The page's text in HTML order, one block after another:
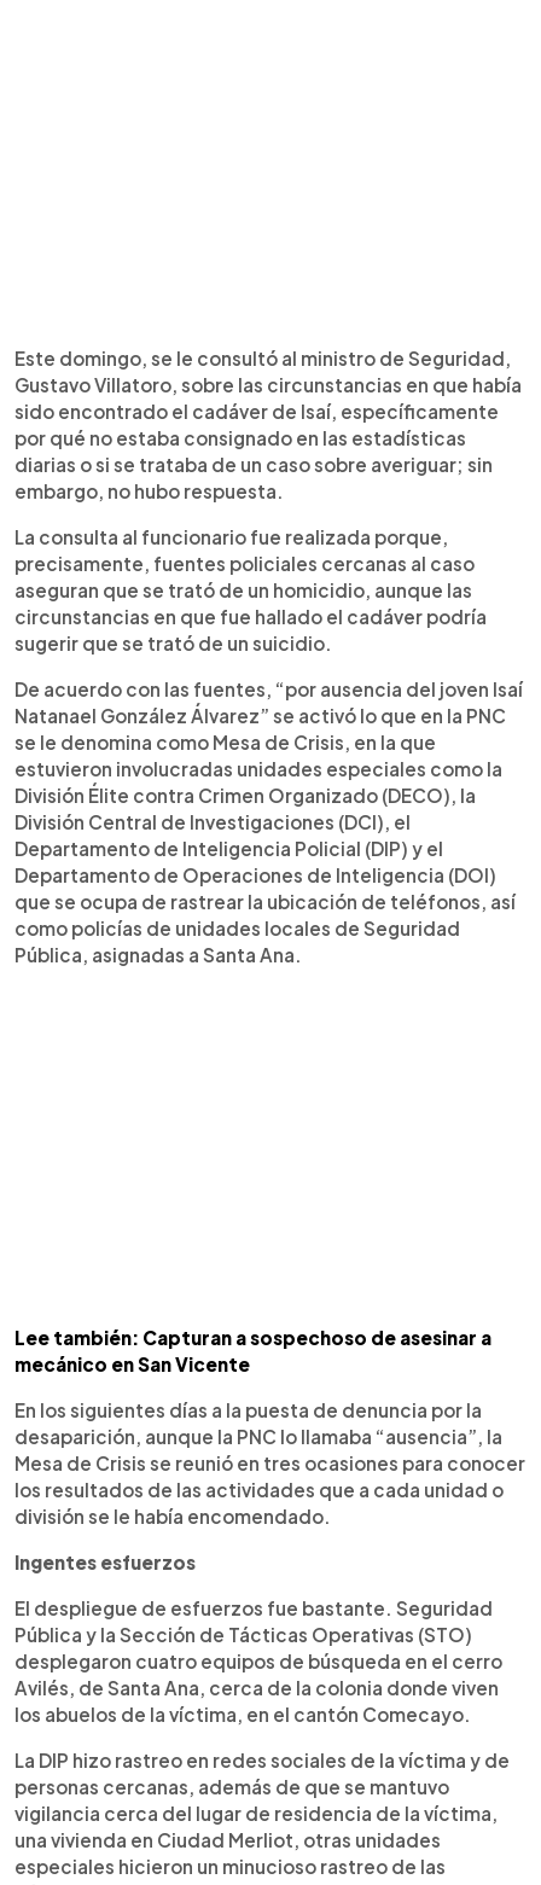
Este domingo, se le consultó al ministro de Seguridad,
Gustavo Villatoro, sobre las circunstancias en que había
sido encontrado el cadáver de Isaí, específicamente
por qué no estaba consignado en las estadísticas
diarias o si se trataba de un caso sobre averiguar; sin
embargo, no hubo respuesta.
La consulta al funcionario fue realizada porque,
precisamente, fuentes policiales cercanas al caso
aseguran que se trató de un homicidio, aunque las
circunstancias en que fue hallado el cadáver podría
sugerir que se trató de un suicidio.
De acuerdo con las fuentes, “por ausencia del joven Isaí
Natanael González Álvarez” se activó lo que en la PNC
se le denomina como Mesa de Crisis, en la que
estuvieron involucradas unidades especiales como la
División Élite contra Crimen Organizado (DECO), la
División Central de Investigaciones (DCI), el
Departamento de Inteligencia Policial (DIP) y el
Departamento de Operaciones de Inteligencia (DOI)
que se ocupa de rastrear la ubicación de teléfonos, así
como policías de unidades locales de Seguridad
Pública, asignadas a Santa Ana.
Lee también: Capturan a sospechoso de asesinar a
mecánico en San Vicente
En los siguientes días a la puesta de denuncia por la
desaparición, aunque la PNC lo llamaba “ausencia”, la
Mesa de Crisis se reunió en tres ocasiones para conocer
los resultados de las actividades que a cada unidad o
división se le había encomendado.
Ingentes esfuerzos
El despliegue de esfuerzos fue bastante. Seguridad
Pública y la Sección de Tácticas Operativas (STO)
desplegaron cuatro equipos de búsqueda en el cerro
Avilés, de Santa Ana, cerca de la colonia donde viven
los abuelos de la víctima, en el cantón Comecayo.
La DIP hizo rastreo en redes sociales de la víctima y de
personas cercanas, además de que se mantuvo
vigilancia cerca del lugar de residencia de la víctima,
una vivienda en Ciudad Merliot, otras unidades
especiales hicieron un minucioso rastreo de las